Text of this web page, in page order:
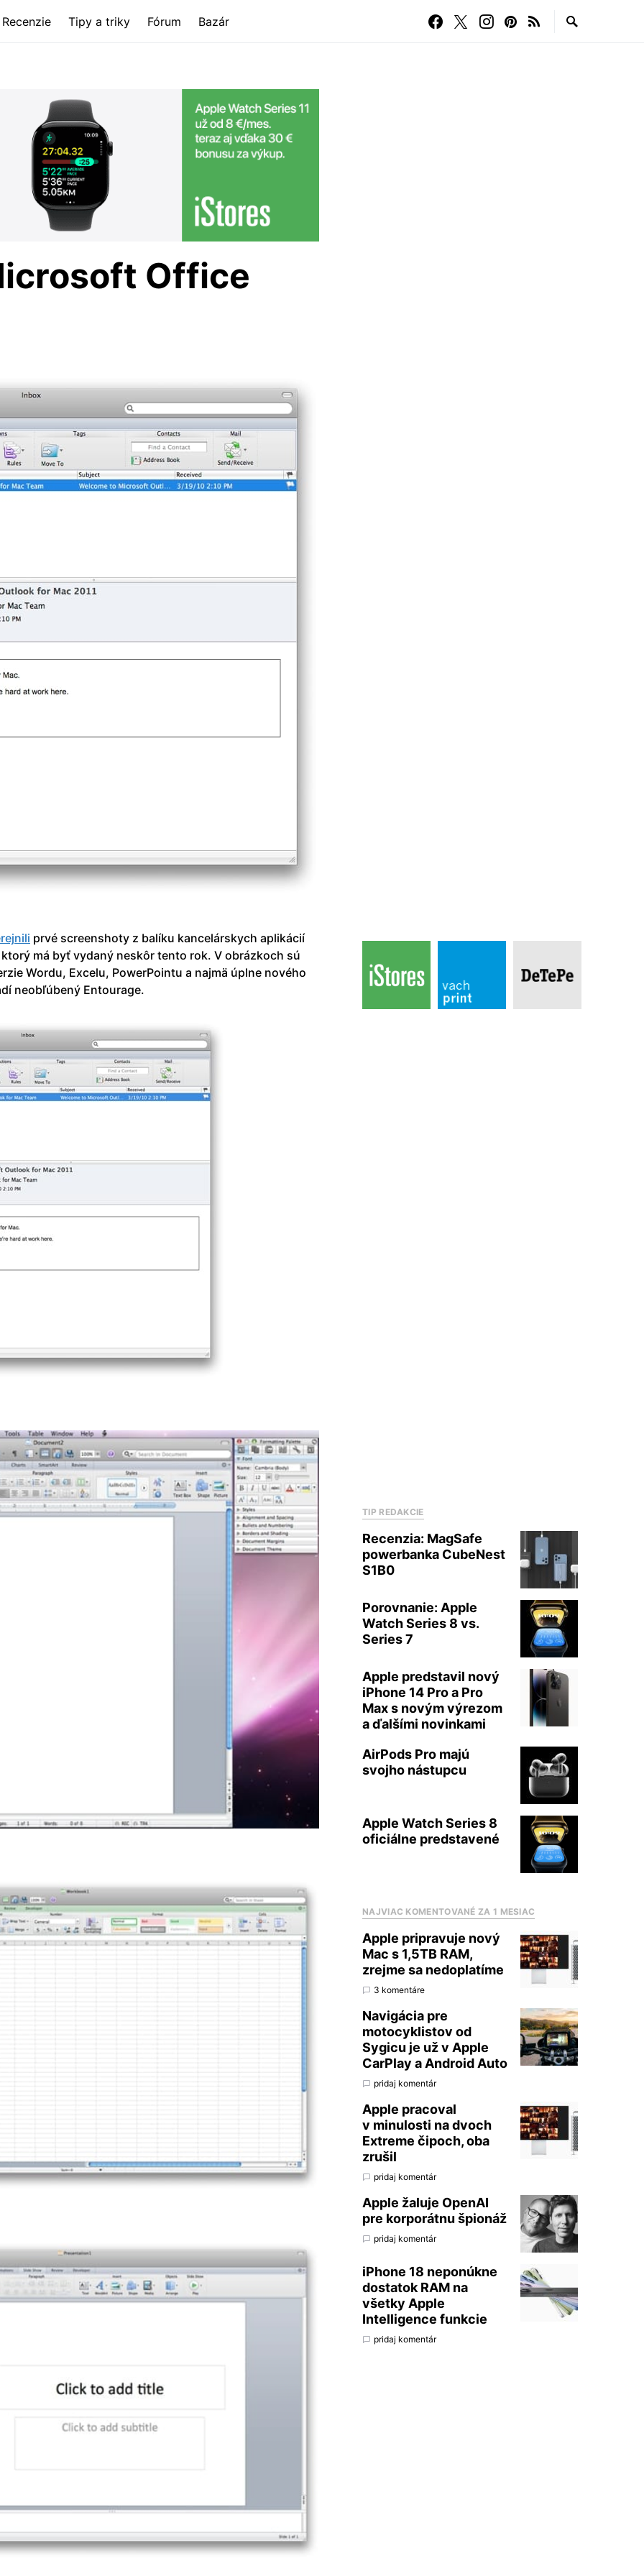
Recenzie Tipy a triky Fórum Bazár
Office
prvé screenshoty z balíku kancelárskych aplikácií
má byť vydaný neskôr tento rok. V obrázkoch sú
Wordu, Excelu, PowerPointu a najmä úplne nového
neobľúbený Entourage.
TIP REDAKCIE
Recenzia: MagSafe
powerbanka CubeNest
S1B0
Porovnanie: Apple
Watch Series 8 vs.
Series 7
Apple predstavil nový
iPhone 14 Pro a Pro
Max s novým výrezom
a ďalšími novinkami
AirPods Pro majú
svojho nástupcu
Apple Watch Series 8
oficiálne predstavené
NAJVIAC KOMENTOVANÉ ZA 1 MESIAC
Apple pripravuje nový
Mac s 1,5TB RAM,
zrejme sa nedoplatíme
3 komentáre
Navigácia pre
motocyklistov od
Sygicu je už v Apple
CarPlay a Android Auto
pridaj komentár
Apple pracoval
v minulosti na dvoch
Extreme čipoch, oba
zrušil
pridaj komentár
Apple žaluje OpenAI
pre korporátnu špionáž
pridaj komentár
iPhone 18 neponúkne
dostatok RAM na
všetky Apple
Intelligence funkcie
pridaj komentár